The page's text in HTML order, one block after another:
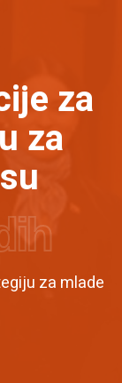
za
za
za mlade